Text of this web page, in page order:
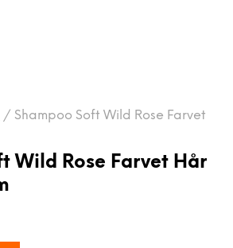
/ Shampoo Soft Wild Rose Farvet
Wild Rose Farvet Hår